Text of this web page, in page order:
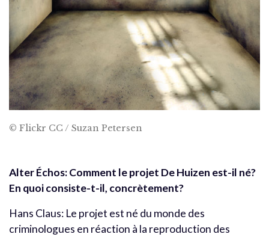
© Flickr CC / Suzan Petersen
Alter Échos: Comment le projet De Huizen est-il né?
En quoi consiste-t-il, concrètement?
Hans Claus: Le projet est né du monde des
criminologues en réaction à la reproduction des